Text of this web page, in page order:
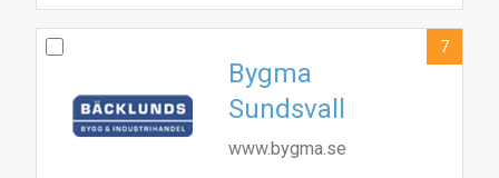
Bygma
Sundsvall
www.bygma.se
7